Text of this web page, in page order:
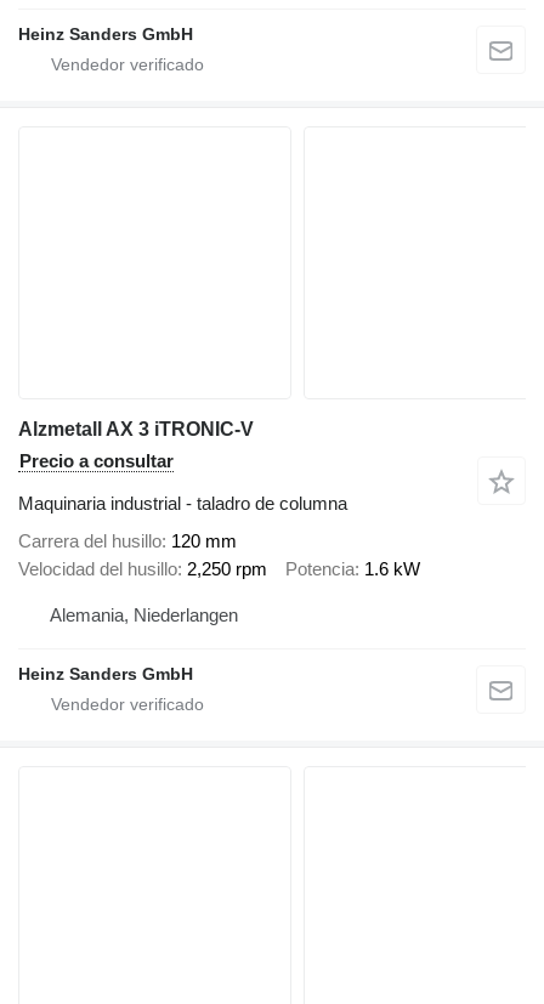
Heinz Sanders GmbH
Alzmetall AX 3 iTRONIC-V
Precio a consultar
Maquinaria industrial - taladro de columna
Carrera del husillo 120 mm
Velocidad del husillo 2,250 rpm Potencia 1.6 kW
Alemania, Niederlangen
Heinz Sanders GmbH